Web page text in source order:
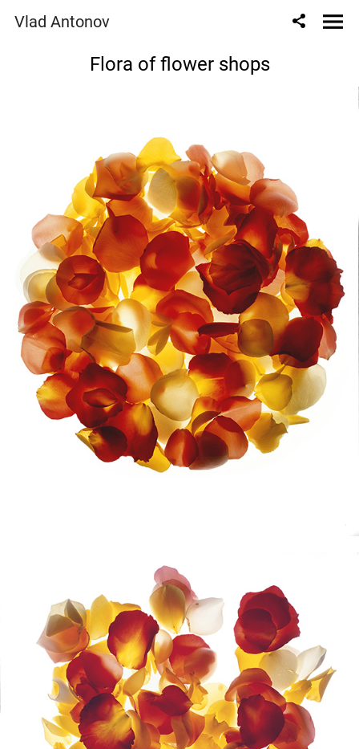
Vlad Antonov
Flora of flower shops